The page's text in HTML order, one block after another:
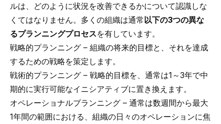
ルは、どのように状況を改善できるかについて認識しな
くてはなりません。多くの組織は通常以下の3つの異な
るプランニングプロセスを有しています。
戦略的プランニング – 組織の将来的目標と、それを達成
するための戦略を策定します。
戦術的プランニング – 戦略的目標を、通常は1～3年で中
期的に実行可能なイニシアティブに置き換えます。
オペレーショナルプランニング – 通常は数週間から最大
1年間の範囲における、組織の日々のオペレーションに焦